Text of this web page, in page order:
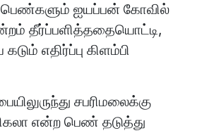
ஐயப்பன் கோவில்
தீர்ப்பளித்ததையொட்டி,
எதிர்ப்பு கிளம்பி
சபரிமலைக்கு
என்ற பெண் தடுத்து